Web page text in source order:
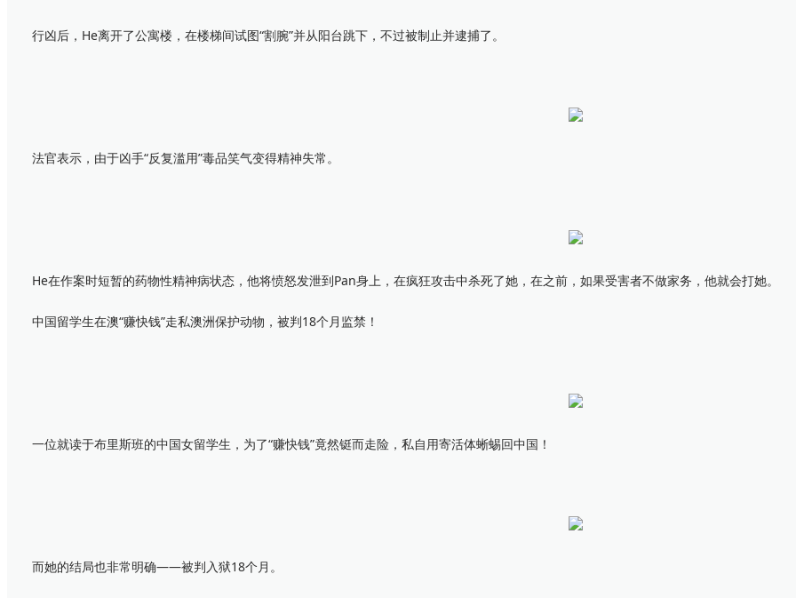
行凶后，He离开了公寓楼，在楼梯间试图“割腕”并从阳台跳下，不过被制止并逮捕了。
法官表示，由于凶手“反复滥用”毒品笑气变得精神失常。
He在作案时短暂的药物性精神病状态，他将愤怒发泄到Pan身上，在疯狂攻击中杀死了她，在之前，如果受害者不做家务，他就会打她。
中国留学生在澳“赚快钱”走私澳洲保护动物，被判18个月监禁！
一位就读于布里斯班的中国女留学生，为了“赚快钱”竟然铤而走险，私自用寄活体蜥蜴回中国！
而她的结局也非常明确——被判入狱18个月。